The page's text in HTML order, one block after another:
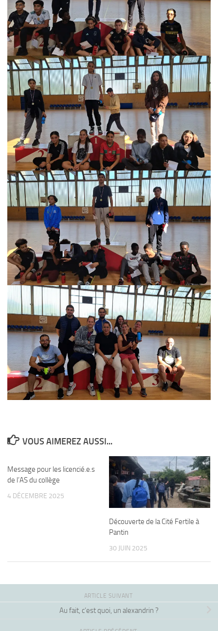
VOUS AIMEREZ AUSSI...
Message pour les licencié.e.s
de l’AS du collège
4 DÉCEMBRE 2025
Découverte de la Cité Fertile à
Pantin
30 JUIN 2025
ARTICLE SUIVANT
Au fait, c’est quoi, un alexandrin ?